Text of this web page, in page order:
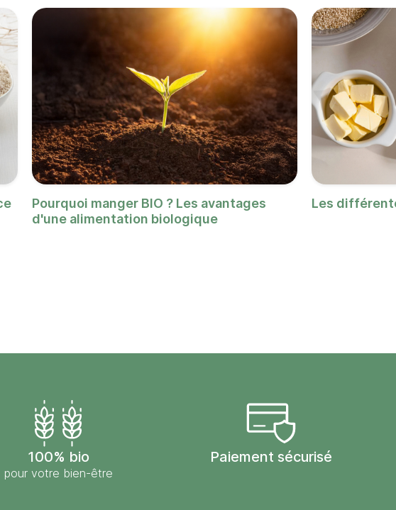
Pourquoi manger BIO ? Les avantages
d'une alimentation biologique
Les
100% bio
pour votre bien-être
Paiement sécurisé